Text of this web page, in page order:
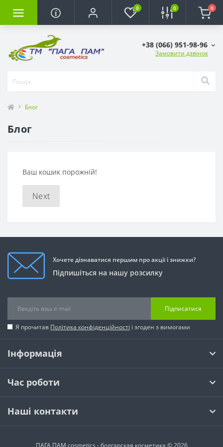
0 0 0
+38 (066) 951-98-96
Замовити дзвінок
Блог
Блог
Ваш кошик порожній!
Next
Хочете дізнаватися першим про акції і знижки?
Підпишіться на нашу розсилку
Підписатися
Я прочитав Політика конфіденційності і згоден з вимогами
Інформація
Час роботи
Наші контакти
ПАГА ПАМ cosmetics - болгарская косметика © 2026